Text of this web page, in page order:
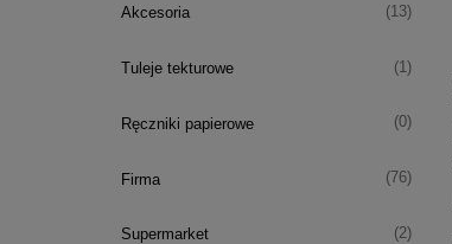
Akcesoria (13)
Tuleje tekturowe (1)
Ręczniki papierowe (0)
Firma (76)
Supermarket (2)